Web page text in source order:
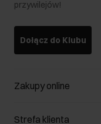
przywilejów!
Dołącz do Klubu
Zakupy online
Zarządzaj cookies
Strefa klienta